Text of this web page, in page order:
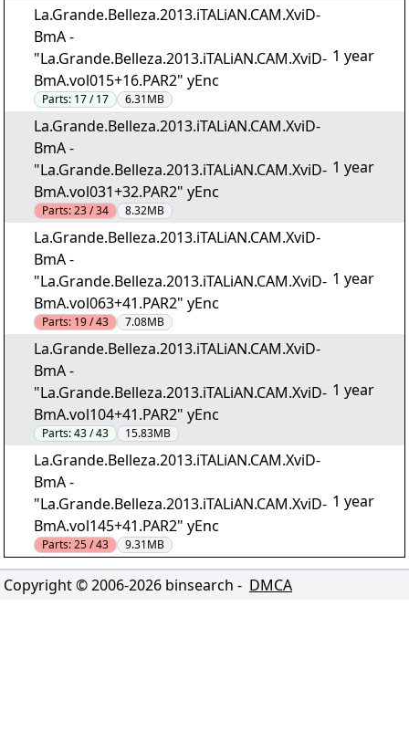
La.Grande.Belleza.2013.iTALiAN.CAM.XviD-
BmA -
"La.Grande.Belleza.2013.iTALiAN.CAM.XviD-
BmA.vol015+16.PAR2" yEnc
Parts: 17 / 17 6.31MB
1 year
La.Grande.Belleza.2013.iTALiAN.CAM.XviD-
BmA -
"La.Grande.Belleza.2013.iTALiAN.CAM.XviD-
BmA.vol031+32.PAR2" yEnc
Parts:23 / 34 8.32MB
1 year
La.Grande.Belleza.2013.iTALiAN.CAM.XviD-
BmA -
"La.Grande.Belleza.2013.iTALiAN.CAM.XviD-
BmA.vol063+41.PAR2" yEnc
Parts: 19 / 43 7.08MB
1 year
La.Grande.Belleza.2013.iTALiAN.CAM.XviD-
BmA -
"La.Grande.Belleza.2013.iTALiAN.CAM.XviD-
BmA.vol104+41.PAR2" yEnc
Parts:43 / 43 15.83MB
1 year
La.Grande.Belleza.2013.iTALiAN.CAM.XviD-
BmA -
"La.Grande.Belleza.2013.iTALiAN.CAM.XviD-
BmA.vol145+41.PAR2" yEnc
Parts:25 / 43 9.31MB
1 year
Copyright © 2006-2026 binsearch - DMCA